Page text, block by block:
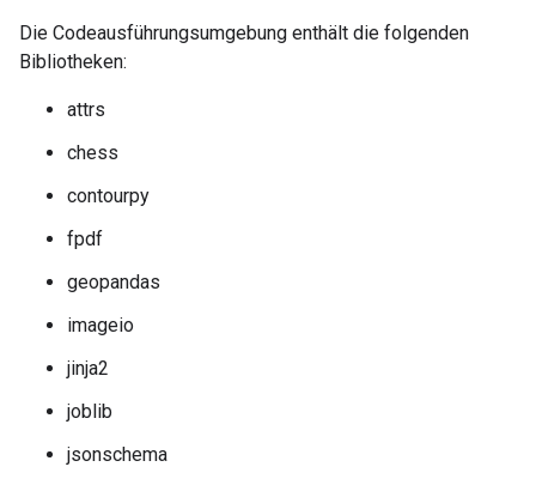
Die Codeausführungsumgebung enthält die folgenden
Bibliotheken:
attrs
chess
contourpy
fpdf
geopandas
imageio
jinja2
joblib
jsonschema